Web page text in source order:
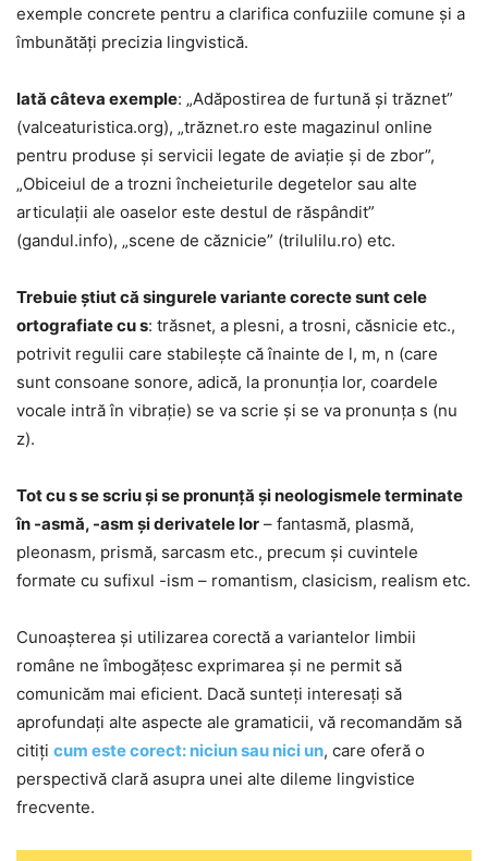
exemple concrete pentru a clarifica confuziile comune și a
îmbunătăți precizia lingvistică.
Iată câteva exemple: „Adăpostirea de furtună și trăznet”
(valceaturistica.org), „trăznet.ro este magazinul online
pentru produse și servicii legate de aviație și de zbor”,
„Obiceiul de a trozni încheieturile degetelor sau alte
articulații ale oaselor este destul de răspândit”
(gandul.info), „scene de căznicie” (trilulilu.ro) etc.
Trebuie știut că singurele variante corecte sunt cele
ortografiate cu s: trăsnet, a plesni, a trosni, căsnicie etc.,
potrivit regulii care stabilește că înainte de l, m, n (care
sunt consoane sonore, adică, la pronunția lor, coardele
vocale intră în vibrație) se va scrie și se va pronunța s (nu
z).
Tot cu s se scriu și se pronunță și neologismele terminate
în -asmă, -asm și derivatele lor – fantasmă, plasmă,
pleonasm, prismă, sarcasm etc., precum și cuvintele
formate cu sufixul -ism – romantism, clasicism, realism etc.
Cunoașterea și utilizarea corectă a variantelor limbii
române ne îmbogățesc exprimarea și ne permit să
comunicăm mai eficient. Dacă sunteți interesați să
aprofundați alte aspecte ale gramaticii, vă recomandăm să
citiți cum este corect: niciun sau nici un, care oferă o
perspectivă clară asupra unei alte dileme lingvistice
frecvente.